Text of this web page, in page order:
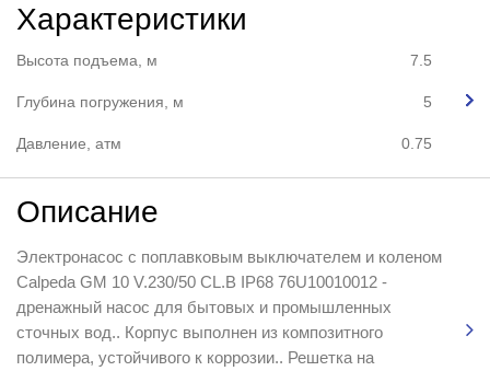
Характеристики
Высота подъема, м 7.5
Глубина погружения, м 5
Давление, атм 0.75
Описание
Электронасос с поплавковым выключателем и коленом
Calpeda GM 10 V.230/50 CL.B IP68 76U10010012 -
дренажный насос для бытовых и промышленных
сточных вод.. Корпус выполнен из композитного
полимера, устойчивого к коррозии.. Решетка на